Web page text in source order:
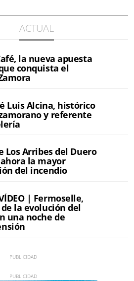
ACTUAL
la nueva apuesta
conquista el
Luis Alcina, histórico
y referente
Los Arribes del Duero
la mayor
del incendio
| Fermoselle,
la evolución del
una noche de